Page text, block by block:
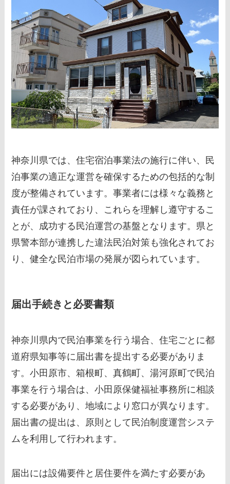
神奈川県では、住宅宿泊事業法の施行に伴い、民
泊事業の適正な運営を確保するための包括的な制
度が整備されています。事業者には様々な義務と
責任が課されており、これらを理解し遵守するこ
とが、成功する民泊運営の基盤となります。県と
県警本部が連携した違法民泊対策も強化されてお
り、健全な民泊市場の発展が図られています。
届出手続きと必要書類
神奈川県内で民泊事業を行う場合、住宅ごとに都
道府県知事等に届出書を提出する必要がありま
す。小田原市、箱根町、真鶴町、湯河原町で民泊
事業を行う場合は、小田原保健福祉事務所に相談
する必要があり、地域により窓口が異なります。
届出書の提出は、原則として民泊制度運営システ
ムを利用して行われます。
届出には設備要件と居住要件を満たす必要があ